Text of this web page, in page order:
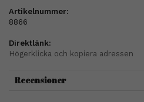
Artikelnummer:
8866
Direktlänk:
Högerklicka och kopiera adressen
Recensioner